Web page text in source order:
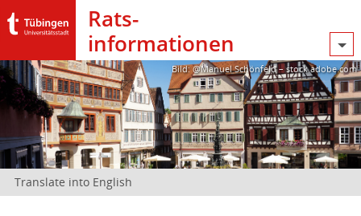
Rats­
informationen
Bild: @Manuel Schönfeld – stock.adobe.com
Translate into English